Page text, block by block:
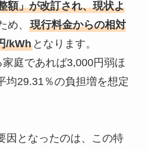
額」が改訂され、現状よ
め、
現行料金からの相対
/kWhとなります。
庭であれば3,000円弱ほ
均29.31％の負担増を想定
因となったのは、この特